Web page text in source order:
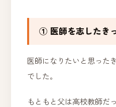
① 医師を志したき
医師になりたいと思った
でした。
もともと父は高校教師だ